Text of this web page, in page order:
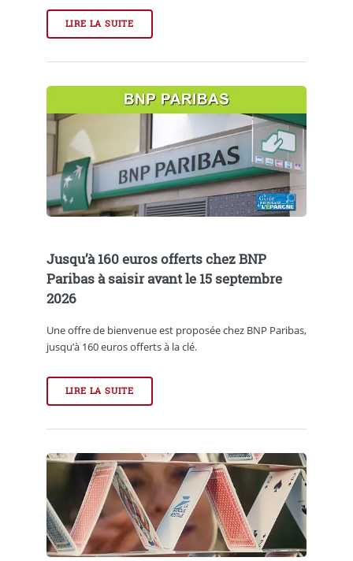
LIRE LA SUITE
Jusqu’à 160 euros offerts chez BNP
Paribas à saisir avant le 15 septembre
2026
Une offre de bienvenue est proposée chez BNP Paribas,
jusqu’à 160 euros offerts à la clé.
LIRE LA SUITE